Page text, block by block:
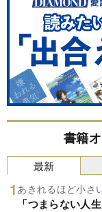
書籍
最新
あきれるほど小さ
「つまらない人